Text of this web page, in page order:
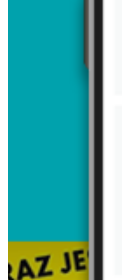
Trafiłeś na
Zobacz aktualne